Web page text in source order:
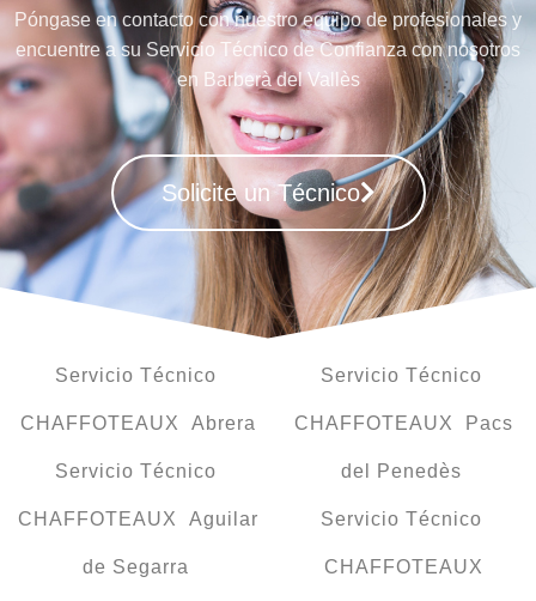
Póngase en contacto con nuestro equipo de profesionales y
encuentre a su Servicio Técnico de Confianza con nosotros
en Barberà del Vallès
Solicite un Técnico
Servicio Técnico
CHAFFOTEAUX Abrera
Servicio Técnico
CHAFFOTEAUX Aguilar
de Segarra
Servicio Técnico
CHAFFOTEAUX Pacs
del Penedès
Servicio Técnico
CHAFFOTEAUX